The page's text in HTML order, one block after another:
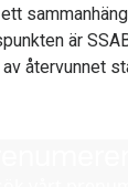
är
återvunnet